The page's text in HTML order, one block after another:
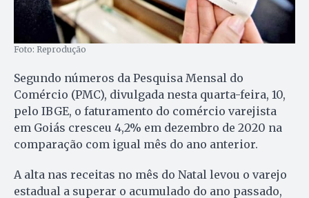
Foto: Reprodução
Segundo números da Pesquisa Mensal do
Comércio (PMC), divulgada nesta quarta-feira, 10,
pelo IBGE, o faturamento do comércio varejista
em Goiás cresceu 4,2% em dezembro de 2020 na
comparação com igual mês do ano anterior.
A alta nas receitas no mês do Natal levou o varejo
estadual a superar o acumulado do ano passado,